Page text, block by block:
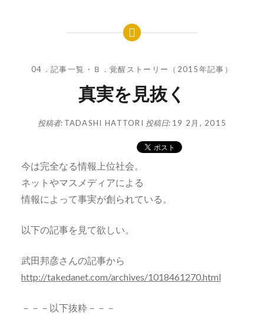
04．記事一覧 ・ Ｂ．覚醒ストーリー（2015年記事）
真実を見抜く
投稿者: TADASHI HATTORI 投稿日: 19 2月, 2015
今は完全なる情報上位社会。
ネットやマスメディアによる
情報によって事実が創られている。
以下の記事を見て欲しい。
武田邦彦さんの記事から
http://takedanet.com/archives/1018461270.html
－－－以下抜粋－－－